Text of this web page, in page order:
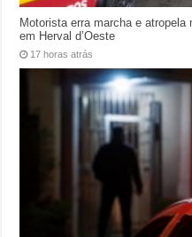
Motorista erra marcha e
em Herval d’Oeste
17 horas atrás